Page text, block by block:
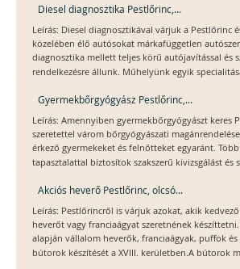
Diesel diagnosztika Pestlőrinc,...
Leírás: Diesel diagnosztikával várjuk a Pestlőrinc
közelében élő autósokat márkafüggetlen
diagnosztika mellett teljes körű autójavítással és
rendelkezésre állunk. Műhelyünk egyik
Gyermekbőrgyógyász Pestlőrinc,...
Leírás: Amennyiben gyermekbőrgyógyászt keres
szeretettel várom bőrgyógyászati
érkező gyermekeket és felnőtteket egyaránt. Több
tapasztalattal biztosítok szakszerű kivizsgálást és
Akciós heverő Pestlőrinc, olcsó...
Leírás: Pestlőrincről is várjuk azokat, akik
heverőt vagy franciaágyat szeretnének
alapján vállalom heverők, franciaágyak, puffok
bútorok készítését a XVIII. kerületben.A bútorok